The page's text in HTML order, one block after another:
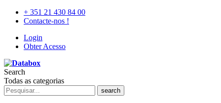
+ 351 21 430 84 00
Contacte-nos !
Login
Obter Acesso
Search
Todas as categorias
search